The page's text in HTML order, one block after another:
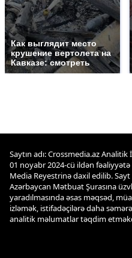
Как выглядит место
крушение вертолета на
Кавказе: смотреть
Saytın adı: Crossmedia.az
01 noyabr 2024-cü ildən
Media Reyestrinə daxil edilib.
Azərbaycan Mətbuat Şurasına
yaradılmasında əsas məqsəd,
izləmək, istifadəçilərə daha
analitik məlumatlar təqdim